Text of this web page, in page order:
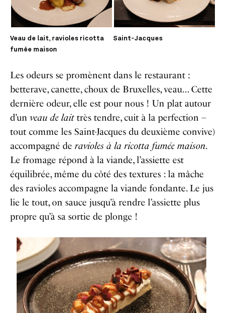
Veau de lait, ravioles ricotta
fumée maison
Saint-Jacques
Les odeurs se promènent dans le restaurant :
betterave, canette, choux de Bruxelles, veau… Cette
dernière odeur, elle est pour nous ! Un plat autour
d’un veau de laittrès tendre, cuit à la perfection –
tout comme les Saint-Jacques du deuxième convive)
accompagné de ravioles à la ricotta fumée maison.
Le fromage répond à la viande, l’assiette est
équilibrée, même du côté des textures : la mâche
des ravioles accompagne la viande fondante. Le jus
lie le tout, on sauce jusqu’à rendre l’assiette plus
propre qu’à sa sortie de plonge !